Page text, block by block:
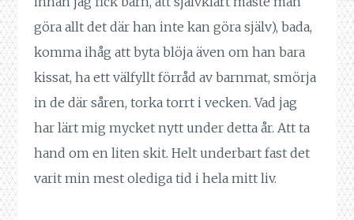
göra allt det där han inte kan göra själv), bada,
komma ihåg att byta blöja även om han bara
kissat, ha ett välfyllt förråd av barnmat, smörja
in de där såren, torka torrt i vecken. Vad jag
har lärt mig mycket nytt under detta år. Att ta
hand om en liten skit. Helt underbart fast det
varit min mest olediga tid i hela mitt liv.